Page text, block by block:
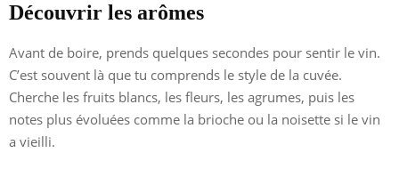
Découvrir les arômes
Avant de boire, prends quelques secondes pour sentir le vin.
C’est souvent là que tu comprends le style de la cuvée.
Cherche les fruits blancs, les fleurs, les agrumes, puis les
notes plus évoluées comme la brioche ou la noisette si le vin
a vieilli.